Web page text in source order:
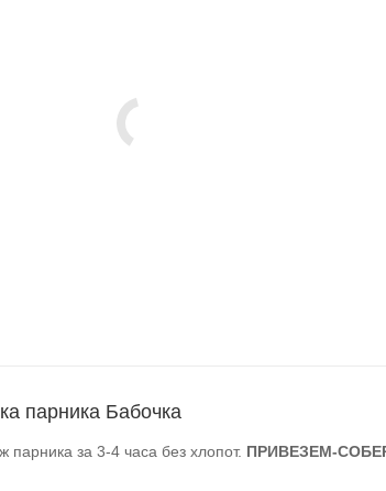
парника Бабочка
парника за 3-4 часа без хлопот. ПРИВЕЗЕМ-